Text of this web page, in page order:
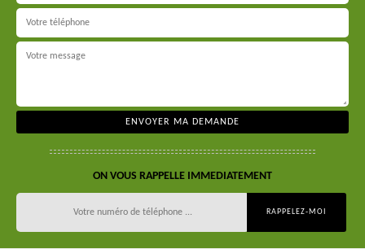
ON VOUS RAPPELLE IMMEDIATEMENT